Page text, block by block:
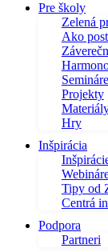
Pre školy
Zelená
Ako
Projekty
Hry
Inšpirácia
Tipy od
Centrá
Podpora
Partneri